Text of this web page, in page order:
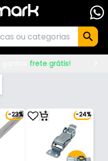
frete grátis!
-23% -24%